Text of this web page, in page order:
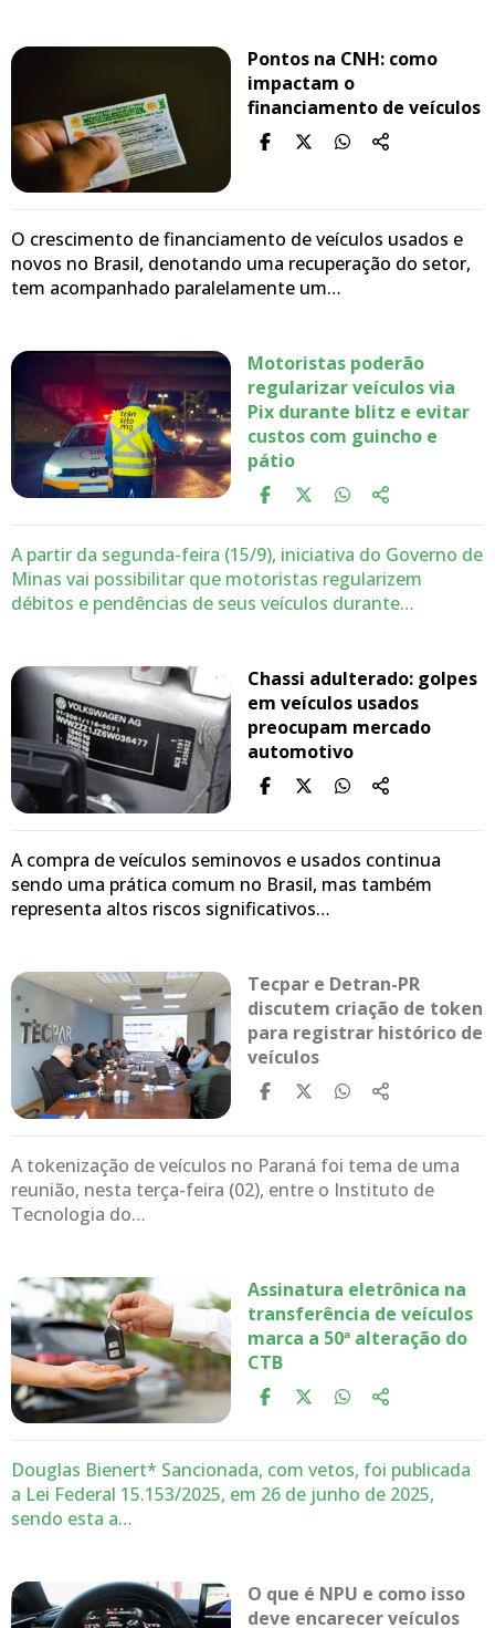
Pontos na CNH: como
impactam o
financiamento de veículos
O crescimento de financiamento de veículos usados e
novos no Brasil, denotando uma recuperação do setor,
tem acompanhado paralelamente um…
Motoristas poderão
regularizar veículos via
Pix durante blitz e evitar
custos com guincho e
pátio
A partir da segunda-feira (15/9), iniciativa do Governo de
Minas vai possibilitar que motoristas regularizem
débitos e pendências de seus veículos durante…
Chassi adulterado: golpes
em veículos usados
preocupam mercado
automotivo
A compra de veículos seminovos e usados continua
sendo uma prática comum no Brasil, mas também
representa altos riscos significativos…
Tecpar e Detran-PR
discutem criação de token
para registrar histórico de
veículos
A tokenização de veículos no Paraná foi tema de uma
reunião, nesta terça-feira (02), entre o Instituto de
Tecnologia do…
Assinatura eletrônica na
transferência de veículos
marca a 50ª alteração do
CTB
Douglas Bienert* Sancionada, com vetos, foi publicada
a Lei Federal 15.153/2025, em 26 de junho de 2025,
sendo esta a…
O que é NPU e como isso
deve encarecer veículos